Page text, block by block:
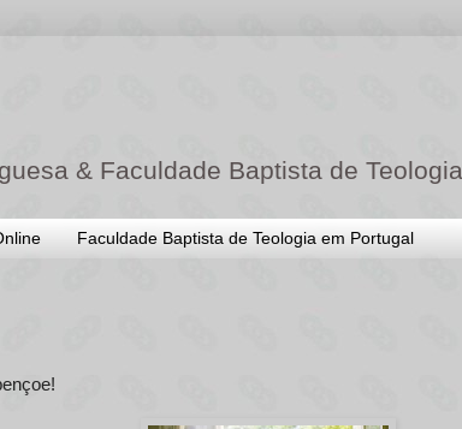
& Faculdade Baptista de Teologia
Faculdade Baptista de Teologia em Portugal